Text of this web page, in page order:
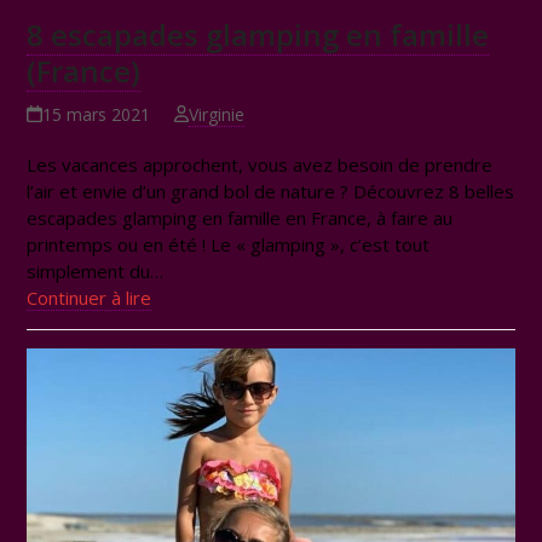
8 escapades glamping en famille
(France)
15 mars 2021 Virginie
Les vacances approchent, vous avez besoin de prendre
l’air et envie d’un grand bol de nature ? Découvrez 8 belles
escapades glamping en famille en France, à faire au
printemps ou en été ! Le « glamping », c’est tout
simplement du…
Continuer à lire